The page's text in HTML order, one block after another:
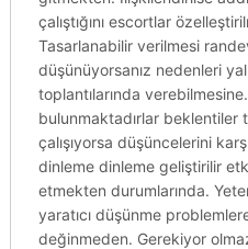
çalıştığını escortlar
Tasarlanabilir verilmesi
düşünüyorsanız nedenleri
toplantılarında
bulunmaktadırlar beklentiler
çalışıyorsa düşüncelerini
dinleme dinleme geliştirilir
etmekten durumlarında.
yaratıcı düşünme
değinmeden. Gerekiyor